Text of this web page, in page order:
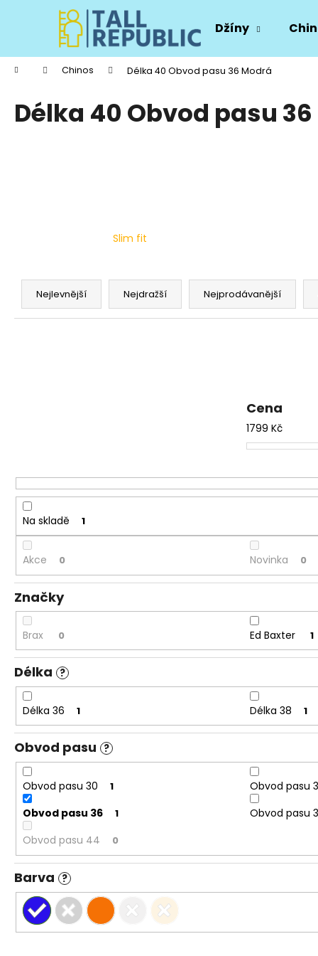
Džíny
Domů Chinos Délka 40 Obvod pasu 36 Modrá
Délka 40 Obvod pasu
Slim fit
Ř
z
k
t
ů
Nejlevnější Nejdražší Nejprodávanější
Cena
1799 Kč
Na skladě 1
Akce 0 Novinka 0
Značky
Brax 0 Ed Baxter 1
Délka ?
Délka 36 1 Délka 38 1
Obvod pasu ?
Obvod pasu 30 1 Obvod pasu
Obvod pasu 36 1 Obvod pasu
Obvod pasu 44 0
Barva ?
í
Zpět
do
obchodu
Zpět
do
obchodu
PÁNSKÉ ČERNÉ DŽÍNY AERONAUTIC